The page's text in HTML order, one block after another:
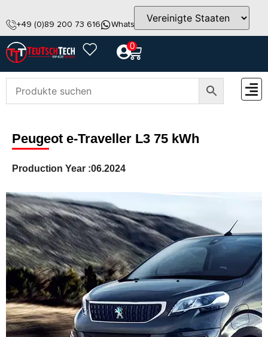
+49 (0)89 200 73 616 WhatsApp info@teutschtech.com
0
Peugeot e-Traveller L3 75 kWh
Production Year :06.2024